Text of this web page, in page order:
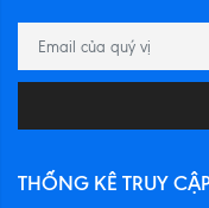
THỐNG KÊ TRUY CẬP